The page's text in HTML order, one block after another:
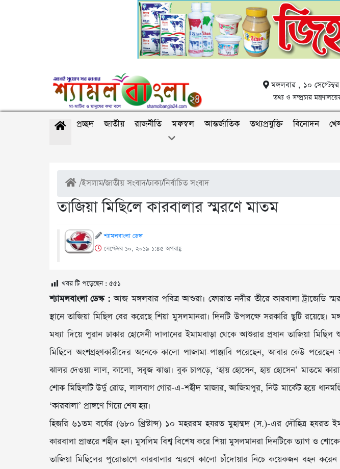
মঙ্গলবার , ১০
তথ্য ও সম্প্রচার
প্রচ্ছদ জাতীয় রাজনীতি মফস্বল আন্তর্জাতিক তথ্যপ্রযুক্তি বিনোদন
/ইসলাম/জাতীয় সংবাদ/ঢাকা/নির্বাচিত সংবাদ
তাজিয়া মিছিলে কারবালার স্মরণে মাতম
শ্যামলবাংলা ডেস্ক
সেপ্টেম্বর ১০, ২০১৯ ১:৪৫ অপরাহ্ণ
খবর টি পড়েছেন : ৫৫১
শ্যামলবাংলা ডেস্ক : আজ মঙ্গলবার পবিত্র আশুরা। ফোরাত নদীর তীরে কারবালা ট্রাজেডি
স্থানে তাজিয়া মিছিল বের করেছে শিয়া মুসলমানরা। দিনটি উপলক্ষে সরকারি ছুটি রয়েছে।
মধ্যা দিয়ে পুরান ঢাকার হোসেনী দালানের ইমামবাড়া থেকে আশুরার প্রধান তাজিয়া
মিছিলে অংশগ্রহণকারীদের অনেকে কালো পাজামা-পাঞ্জাবি পরেছেন, আবার কেউ
ঝালর দেওয়া লাল, কালো, সবুজ ঝাণ্ডা। বুক চাপড়ে, ‘হায় হোসেন, হায় হোসেন’ মাতমে
শোক মিছিলটি উর্দু রোড, লালবাগ গোর-এ-শহীদ মাজার, আজিমপুর, নিউ মার্কেট হয়ে ধানমণ্ডি
‘কারবালা’ প্রাঙ্গণে গিয়ে শেষ হয়।
হিজরি ৬১তম বর্ষের (৬৮০ খ্রিস্টাব্দ) ১০ মহররম হযরত মুহাম্মদ (স.)-এর দৌহিত্র হযরত
কারবালা প্রান্তরে শহীদ হন। মুসলিম বিশ্ব বিশেষ করে শিয়া মুসলমানরা দিনটিকে ত্যাগ ও
তাজিয়া মিছিলের পুরোভাগে কারবালার স্মরণে কালো চাঁদোয়ার নিচে কয়েকজন বহন